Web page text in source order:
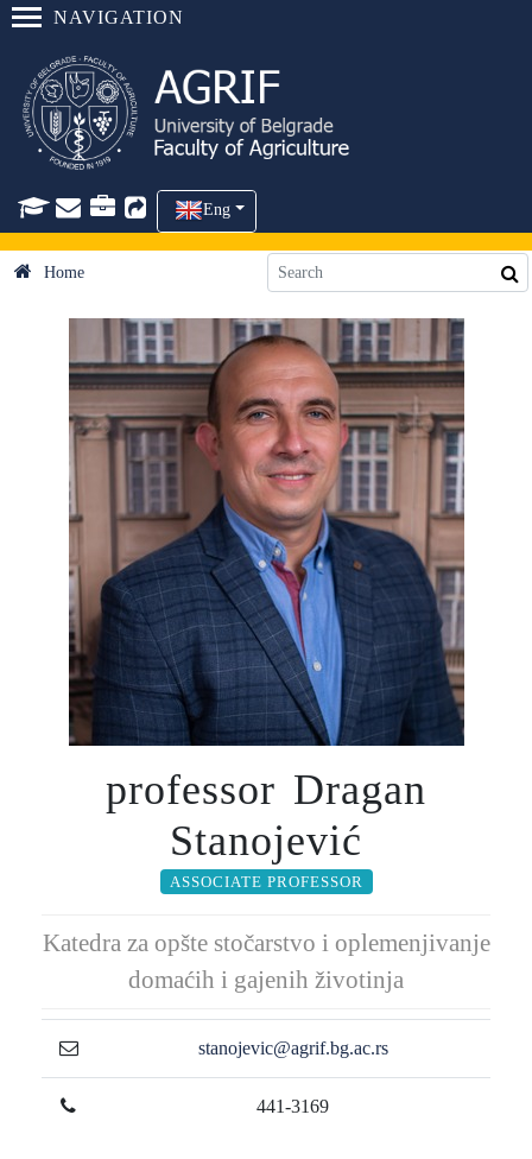
NAVIGATION
Eng
Home
professor Dragan
Stanojević
ASSOCIATE PROFESSOR
Katedra za opšte stočarstvo i oplemenjivanje
domaćih i gajenih životinja
stanojevic@agrif.bg.ac.rs
441-3169